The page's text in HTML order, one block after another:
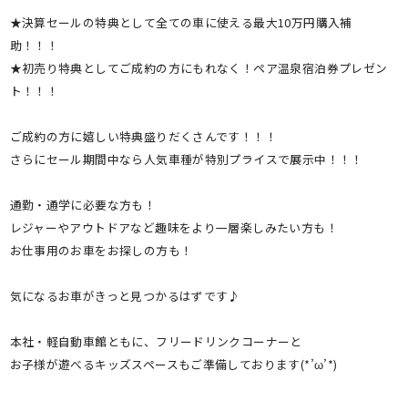
★決算セールの特典として全ての車に使える最大10万円購入補
助！！！
★初売り特典としてご成約の方にもれなく！ペア温泉宿泊券プレゼン
ト！！！
ご成約の方に嬉しい特典盛りだくさんです！！！
さらにセール期間中なら人気車種が特別プライスで展示中！！！
通勤・通学に必要な方も！
レジャーやアウトドアなど趣味をより一層楽しみたい方も！
お仕事用のお車をお探しの方も！
気になるお車がきっと見つかるはずです♪
本社・軽自動車館ともに、フリードリンクコーナーと
お子様が遊べるキッズスペースもご準備しております(*’ω’*)